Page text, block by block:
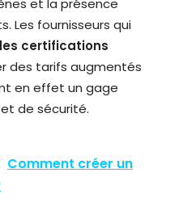
et la présence
Les fournisseurs qui
certifications
des tarifs augmentés
en effet un gage
de sécurité.
Comment créer un